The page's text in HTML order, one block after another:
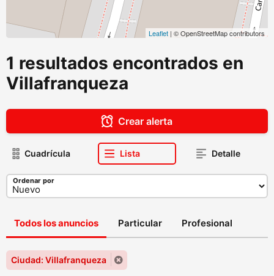
Leaflet | © OpenStreetMap contributors
1 resultados encontrados en
Villafranqueza
Crear alerta
Cuadrícula Lista Detalle
Ordenar por
Todos los anuncios Particular Profesional
Ciudad: Villafranqueza